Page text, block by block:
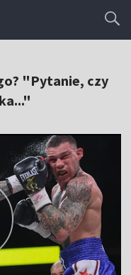
"Pytanie, czy